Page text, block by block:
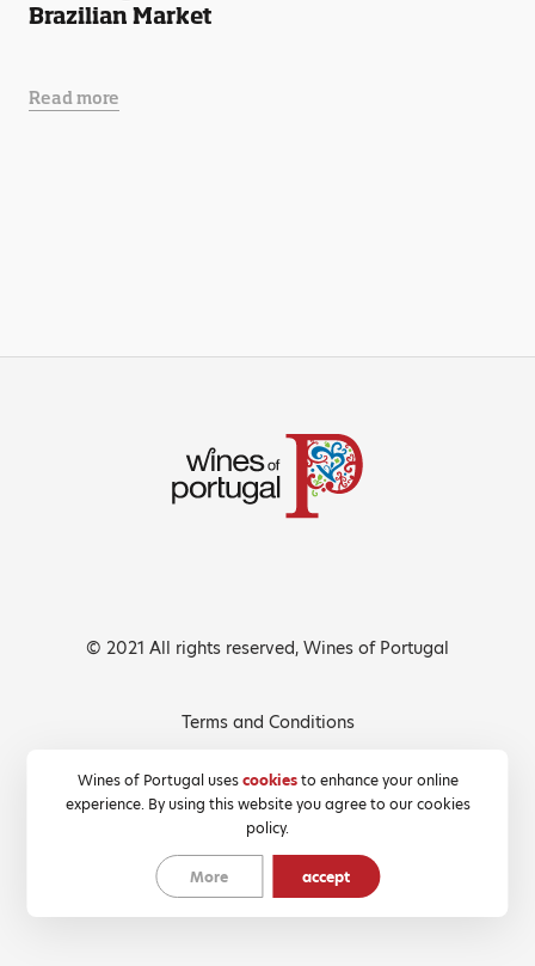
Brazilian Market
Read more
Wines of Portugal usescookiesto enhance your online
experience. By using this website you agree to our cookies
policy.
More accept
© 2021 All rights reserved, Wines of Portugal
Terms and Conditions
Cookies Policy